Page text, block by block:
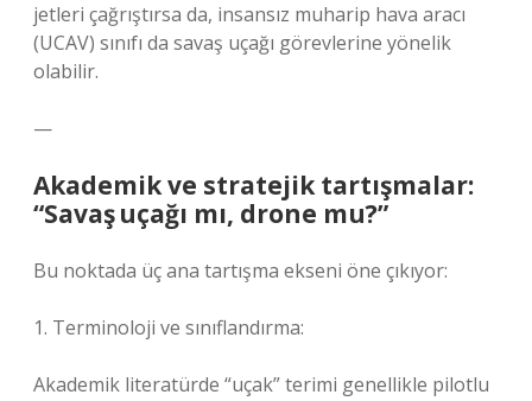
jetleri çağrıştırsa da, insansız muharip hava aracı
(UCAV) sınıfı da savaş uçağı görevlerine yönelik
olabilir.
—
Akademik ve stratejik tartışmalar:
“Savaş uçağı mı, drone mu?”
Bu noktada üç ana tartışma ekseni öne çıkıyor:
1. Terminoloji ve sınıflandırma:
Akademik literatürde “uçak” terimi genellikle pilotlu